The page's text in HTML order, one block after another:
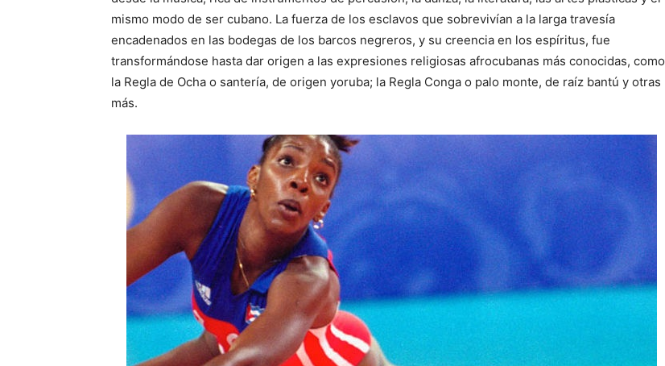
mismo modo de ser cubano. La fuerza de los esclavos que sobrevivían a la larga travesía
encadenados en las bodegas de los barcos negreros, y su creencia en los espíritus, fue
transformándose hasta dar origen a las expresiones religiosas afrocubanas más conocidas, como
la Regla de Ocha o santería, de origen yoruba; la Regla Conga o palo monte, de raíz bantú y otras
más.